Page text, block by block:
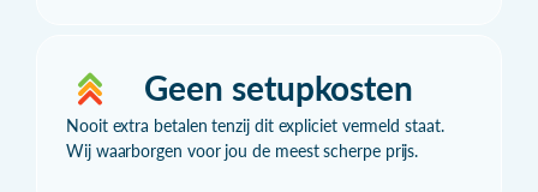
Geen setupkosten
Nooit extra betalen tenzij dit expliciet vermeld staat.
Wij waarborgen voor jou de meest scherpe prijs.